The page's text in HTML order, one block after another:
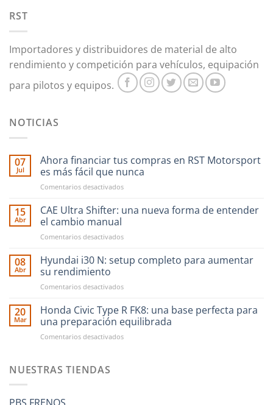
RST
Importadores y distribuidores de material de alto
rendimiento y competición para vehículos, equipación
para pilotos y equipos.
NOTICIAS
07
Jul
Ahora financiar tus compras en RST Motorsport
es más fácil que nunca
Comentarios desactivadosen
financiar
tus
en
Motorsport
fácil
nunca
15
Abr
CAE Ultra Shifter: una nueva forma de entender
el cambio manual
Comentarios desactivadosen
Ultra
Shifter:
nueva
de
entender
cambio
08
Abr
Hyundai i30 N: setup completo para aumentar
su rendimiento
Comentarios desactivadosen
i30
N:
setup
completo
20
Mar
Honda Civic Type R FK8: una base perfecta para
una preparación equilibrada
Comentarios desactivadosen
NUESTRAS TIENDAS